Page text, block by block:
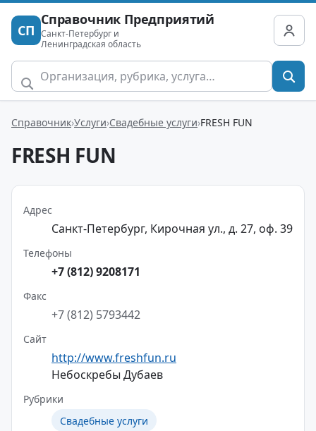
СП
Справочник Предприятий
Санкт-Петербург и
Ленинградская область
Справочник Услуги Свадебные услуги FRESH FUN
FRESH FUN
Адрес
Санкт-Петербург, Кирочная ул., д. 27, оф. 39
Телефоны
+7 (812) 9208171
Факс
+7 (812) 5793442
Сайт
http://www.freshfun.ru
Небоскребы Дубаев
Рубрики
Свадебные услуги